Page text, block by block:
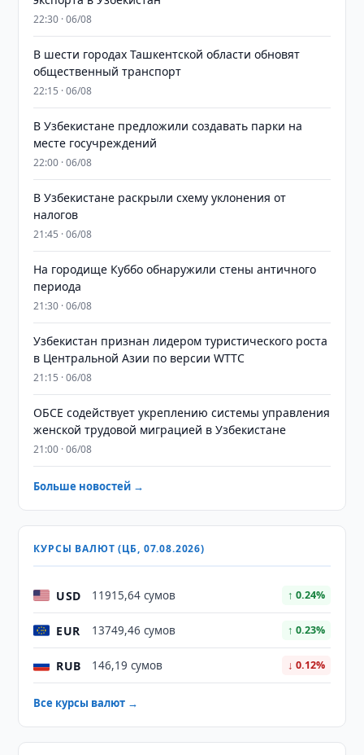
22:30 · 06/08
В шести городах Ташкентской области обновят
общественный транспорт
22:15 · 06/08
В Узбекистане предложили создавать парки на
месте госучреждений
22:00 · 06/08
В Узбекистане раскрыли схему уклонения от
налогов
21:45 · 06/08
На городище Куббо обнаружили стены античного
периода
21:30 · 06/08
Узбекистан признан лидером туристического роста
в Центральной Азии по версии WTTC
21:15 · 06/08
ОБСЕ содействует укреплению системы управления
женской трудовой миграцией в Узбекистане
21:00 · 06/08
Больше новостей →
КУРСЫ ВАЛЮТ (ЦБ, 07.08.2026)
USD 11915,64 сумов ↑ 0.24%
EUR 13749,46 сумов ↑ 0.23%
RUB 146,19 сумов ↓ 0.12%
Все курсы валют →